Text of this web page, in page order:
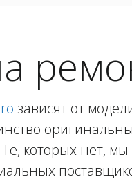
зависят от
которых нет,